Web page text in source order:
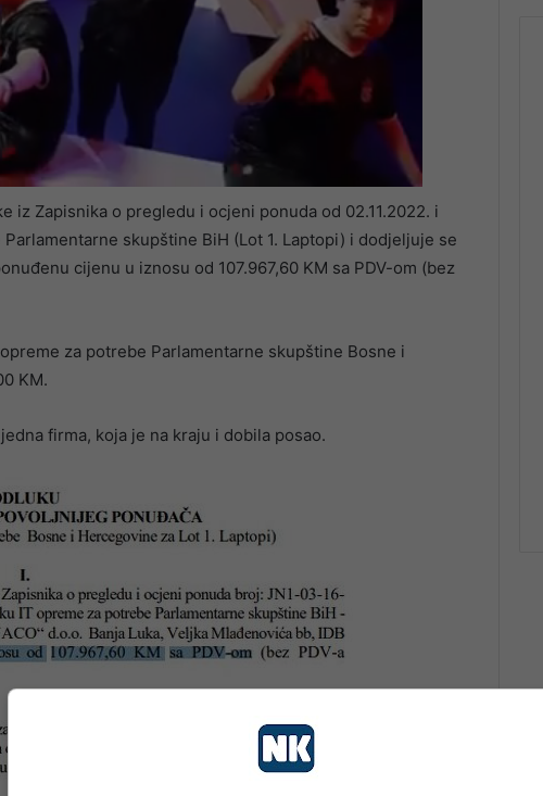
iz Zapisnika o pregledu i ocjeni ponuda od 02.11.2022. i
skupštine BiH (Lot 1. Laptopi) i dodjeljuje se
cijenu u iznosu od 107.967,60 KM sa PDV-om (bez
za potrebe Parlamentarne skupštine Bosne i
KM.
firma, koja je na kraju i dobila posao.